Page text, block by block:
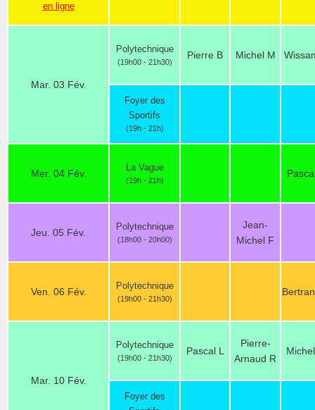
en ligne
Mar. 03 Fév.
Polytechnique
(19h00 - 21h30)
Pierre B Michel M
Foyer des
Sportifs
(19h - 21h)
Mer. 04 Fév.
La Vague
(19h - 21h)
Jeu. 05 Fév.
Polytechnique
(18h00 - 20h00)
Jean-
Michel F
Ven. 06 Fév.
Polytechnique
(19h00 - 21h30)
Mar. 10 Fév.
Polytechnique
(19h00 - 21h30)
Pascal L
Pierre-
Arnaud R
Foyer des